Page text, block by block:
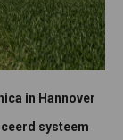
in Hannover
systeem